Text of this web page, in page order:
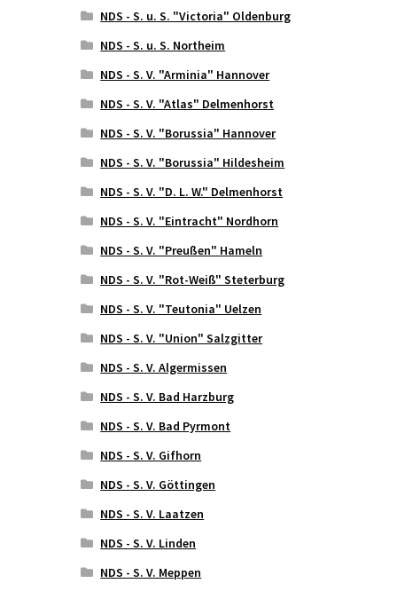
NDS - S. u. S. "Victoria" Oldenburg
NDS - S. u. S. Northeim
NDS - S. V. "Arminia" Hannover
NDS - S. V. "Atlas" Delmenhorst
NDS - S. V. "Borussia" Hannover
NDS - S. V. "Borussia" Hildesheim
NDS - S. V. "D. L. W." Delmenhorst
NDS - S. V. "Eintracht" Nordhorn
NDS - S. V. "Preußen" Hameln
NDS - S. V. "Rot-Weiß" Steterburg
NDS - S. V. "Teutonia" Uelzen
NDS - S. V. "Union" Salzgitter
NDS - S. V. Algermissen
NDS - S. V. Bad Harzburg
NDS - S. V. Bad Pyrmont
NDS - S. V. Gifhorn
NDS - S. V. Göttingen
NDS - S. V. Laatzen
NDS - S. V. Linden
NDS - S. V. Meppen